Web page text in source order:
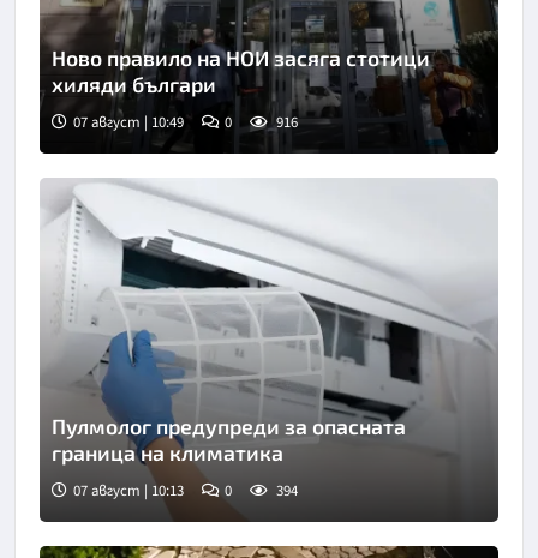
Снимка: БТА
Ново правило на НОИ засяга стотици
хиляди българи
07 август | 10:49 0 916
Пулмолог предупреди за опасната
граница на климатика
07 август | 10:13 0 394